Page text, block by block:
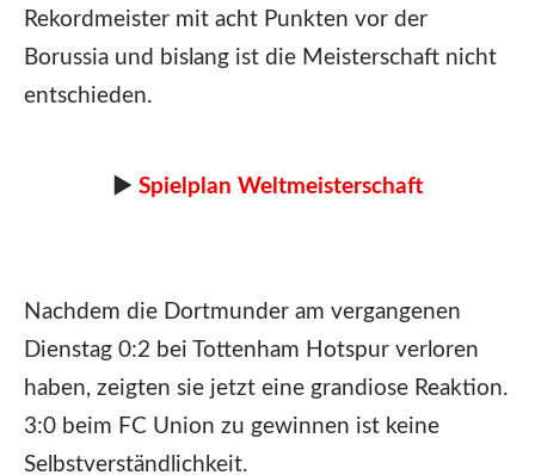
Rekordmeister mit acht Punkten vor der
Borussia und bislang ist die Meisterschaft nicht
entschieden.
► Spielplan Weltmeisterschaft
Nachdem die Dortmunder am vergangenen
Dienstag 0:2 bei Tottenham Hotspur verloren
haben, zeigten sie jetzt eine grandiose Reaktion.
3:0 beim FC Union zu gewinnen ist keine
Selbstverständlichkeit.